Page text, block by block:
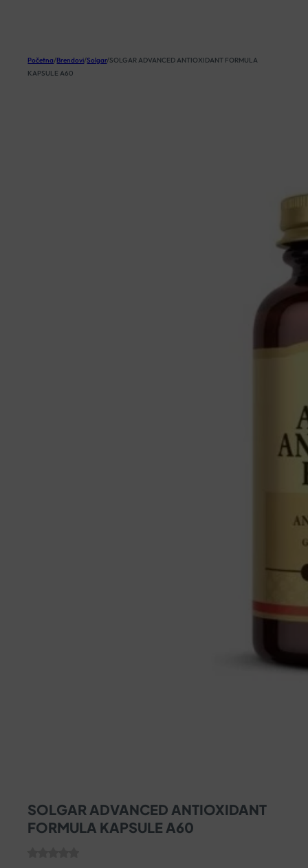
Početna/Brendovi/Solgar/SOLGAR ADVANCED ANTIOXIDANT FORMULA
KAPSULE A60
SOLGAR ADVANCED ANTIOXIDANT
FORMULA KAPSULE A60